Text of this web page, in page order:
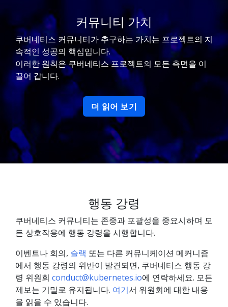
커뮤니티 가치
쿠버네티스 커뮤니티가 추구하는 가치는 프로젝트의 지
속적인 성공의 핵심입니다.
이러한 원칙은 쿠버네티스 프로젝트의 모든 측면을 이
끌어 갑니다.
더 읽어 보기
행동 강령
쿠버네티스 커뮤니티는 존중과 포괄성을 중요시하며 모
든 상호작용에 행동 강령을 시행합니다.
이벤트나 회의, 슬랙 또는 다른 커뮤니케이션 메커니즘
에서 행동 강령의 위반이 발견되면, 쿠버네티스 행동 강
령 위원회 conduct@kubernetes.io에 연락하세요. 모든
제보는 기밀로 유지됩니다. 여기서 위원회에 대한 내용
을 읽을 수 있습니다.